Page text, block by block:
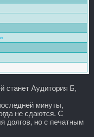
станет Аудитория Б,
минуты,
не сдаются. С
долгов, но с печатным